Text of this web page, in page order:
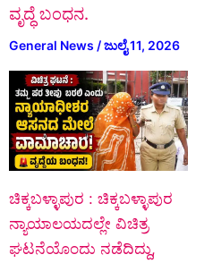
ವೃದ್ಧೆ ಬಂಧನ.
General News /ಜುಲೈ 11, 2026
ಚಿಕ್ಕಬಳ್ಳಾಪುರ : ಚಿಕ್ಕಬಳ್ಳಾಪುರ
ನ್ಯಾಯಾಲಯದಲ್ಲೇ ವಿಚಿತ್ರ
ಘಟನೆಯೊಂದು ನಡೆದಿದ್ದು,